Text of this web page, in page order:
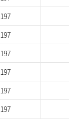
197
197
197
197
197
197